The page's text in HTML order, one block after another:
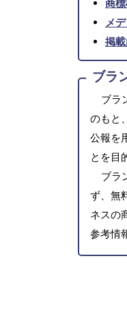
商
メ
掲
ブラ
ブラ
のもと
公報を
とを目
ブラ
ず、無
ネスの
参考情